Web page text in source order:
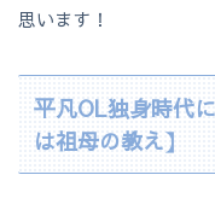
思います！
平凡OL独身時代
は祖母の教え】